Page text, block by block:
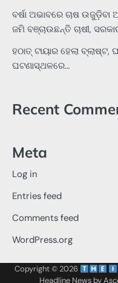
ବର୍ଷା ଅଭାବରେ ଚାଷ
ଜମି ବଞ୍ଚାଉଛନ୍ତି ଚାଷୀ,
ହଠାତ୍‌ ଟାୟାର ହେଲା
ଘଟଣାସ୍ଥଳରେ…
Recent
Meta
Log in
Entries feed
Comments feed
WordPress.org
Copyright © 2026
Headline News by